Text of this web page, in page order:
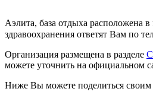
Аэлита, база отдыха расположена
здравоохранения ответят Вам по
Организация размещена в разделе
можете уточнить на официальном
Ниже Вы можете поделиться своим